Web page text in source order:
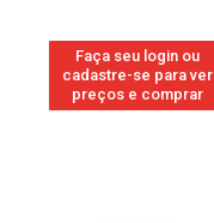
Faça seu login ou
cadastre-se para ver
preços e comprar